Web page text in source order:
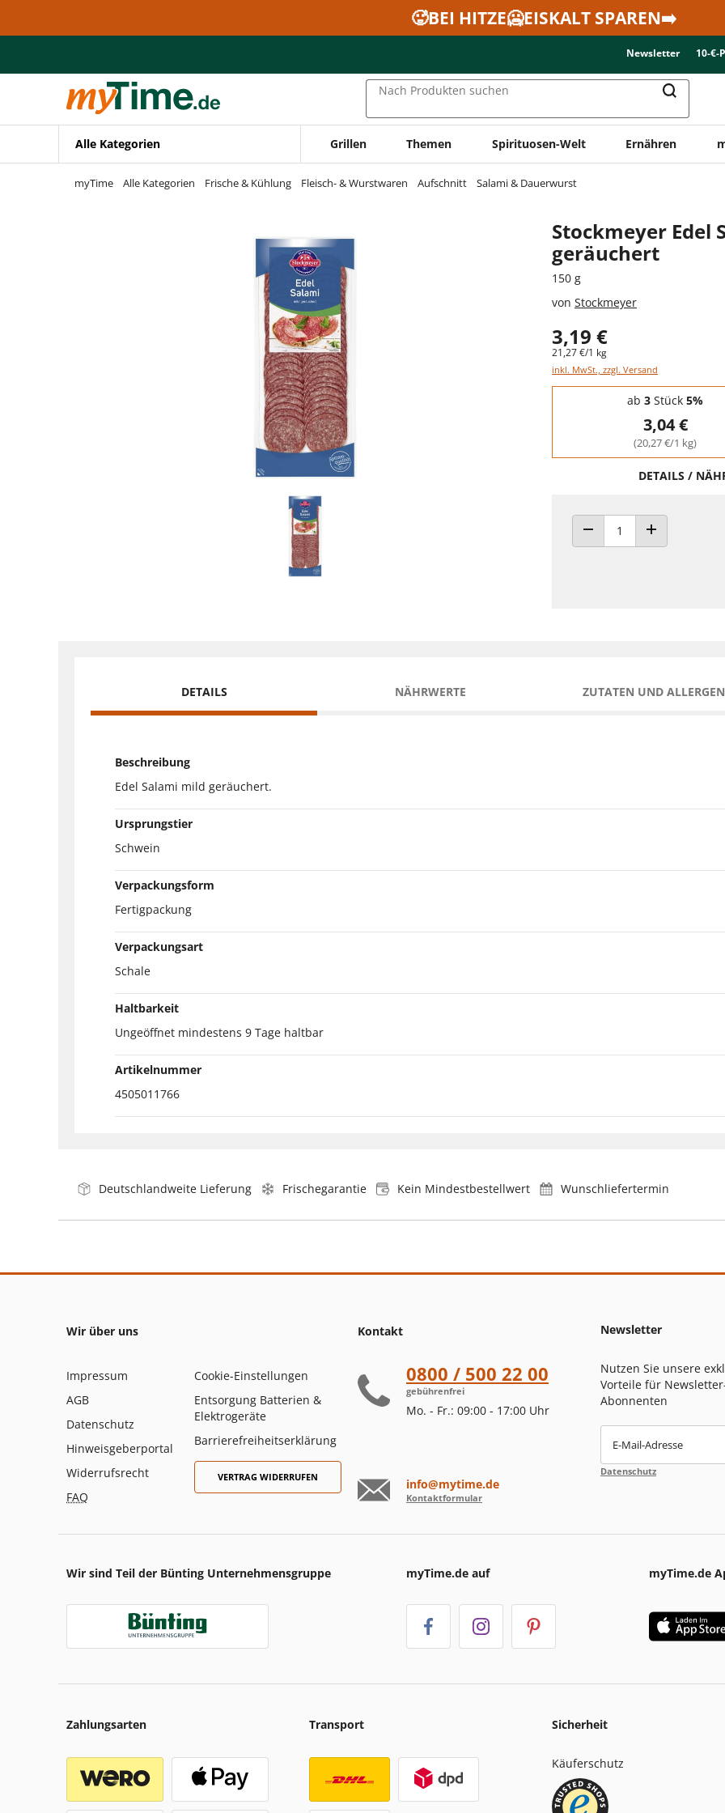
Zur Navigation springen
🥵BEI HITZE🥶EISKALT SPAREN➡️
Newsletter 10-€-
Nach Produkten suchen
Alle Kategorien Grillen Themen Spirituosen-Welt Ernähren
myTime Alle Kategorien Frische & Kühlung Fleisch- & Wurstwaren Aufschnitt Salami & Dauerwurst
Stockmeyer Edel
geräuchert
150 g
von Stockmeyer
3,19 €
21,27 €/1 kg
inkl. MwSt., zzgl. Versand
Staffelpreise - Mengenrabatt
ab 3 Stück 5%
3,04 €
(20,27 €/1 kg)
DETAILS /
ANZAHL VERRINGERN
ANZAHL
DETAILS NÄHRWERTE ZUTATEN UND
Beschreibung
Edel Salami mild geräuchert.
Ursprungstier
Schwein
Verpackungsform
Fertigpackung
Verpackungsart
Schale
Haltbarkeit
Ungeöffnet mindestens 9 Tage haltbar
Artikelnummer
4505011766
Deutschlandweite Lieferung Frischegarantie Kein Mindestbestellwert Wunschliefertermin
Wir über uns
Impressum
AGB
Datenschutz
Hinweisgeberportal
Widerrufsrecht
FAQ
Cookie-Einstellungen
Entsorgung Batterien &
Elektrogeräte
Barrierefreiheitserklärung
VERTRAG WIDERRUFEN
Kontakt
0800 / 500 22 00
gebührenfrei
Mo. - Fr.: 09:00 - 17:00 Uhr
info@mytime.de
Kontaktformular
Newsletter
Nutzen Sie unsere
Vorteile für
Abonnenten
E-Mail-Adresse
Datenschutz
Wir sind Teil der Bünting Unternehmensgruppe myTime.de auf myTime.de
Zahlungsarten Transport Sicherheit
Käuferschutz